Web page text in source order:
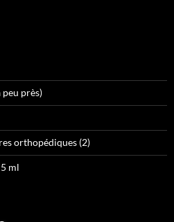
peu près)
orthopédiques (2)
ml